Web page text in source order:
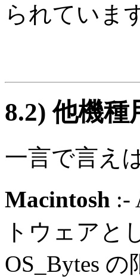
られていま
8.2)他機種
一言で言え
Macintosh :-
トウェアと
OS_Bytes